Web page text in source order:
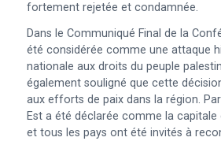
fortement rejetée et condamnée.
Dans le Communiqué Final de la
été considérée comme une attaque
nationale aux droits du peuple
également souligné que cette
aux efforts de paix dans la région.
Est a été déclarée comme la capitale
et tous les pays ont été invités à